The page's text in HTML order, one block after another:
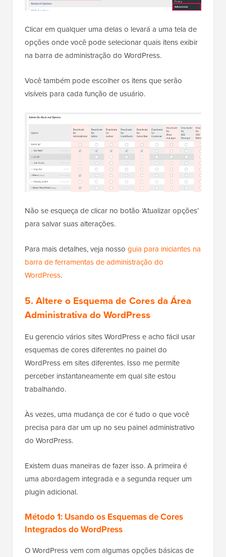
Clicar em qualquer uma delas o levará a uma tela de
opções onde você pode selecionar quais itens exibir
na barra de administração do WordPress.
Você também pode escolher os itens que serão
visíveis para cada função de usuário.
Não se esqueça de clicar no botão ‘Atualizar opções’
para salvar suas alterações.
Para mais detalhes, veja nosso guia para iniciantes na
barra de ferramentas de administração do
WordPress.
5. Altere o Esquema de Cores da Área
Administrativa do WordPress
Eu gerencio vários sites WordPress e acho fácil usar
esquemas de cores diferentes no painel do
WordPress em sites diferentes. Isso me permite
perceber instantaneamente em qual site estou
trabalhando.
Às vezes, uma mudança de cor é tudo o que você
precisa para dar um up no seu painel administrativo
do WordPress.
Existem duas maneiras de fazer isso. A primeira é
uma abordagem integrada e a segunda requer um
plugin adicional.
Método 1: Usando os Esquemas de Cores
Integrados do WordPress
O WordPress vem com algumas opções básicas de